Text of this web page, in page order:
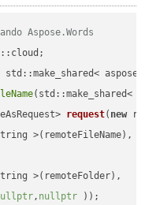
Aspose.Words
std::make_shared<
(std::make_shared<
request( new
>(remoteFileName),
>(remoteFolder),
, nullptr ))